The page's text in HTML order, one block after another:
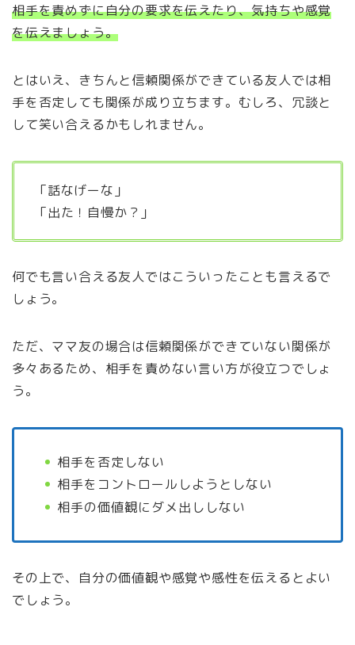
相手を責めずに自分の要求を伝えたり、気持ちや感覚
を伝えましょう。
とはいえ、きちんと信頼関係ができている友人では相
手を否定しても関係が成り立ちます。むしろ、冗談と
して笑い合えるかもしれません。
「話なげーな」
「出た！自慢か？」
何でも言い合える友人ではこういったことも言えるで
しょう。
ただ、ママ友の場合は信頼関係ができていない関係が
多々あるため、相手を責めない言い方が役立つでしょ
う。
相手を否定しない
相手をコントロールしようとしない
相手の価値観にダメ出ししない
その上で、自分の価値観や感覚や感性を伝えるとよい
でしょう。